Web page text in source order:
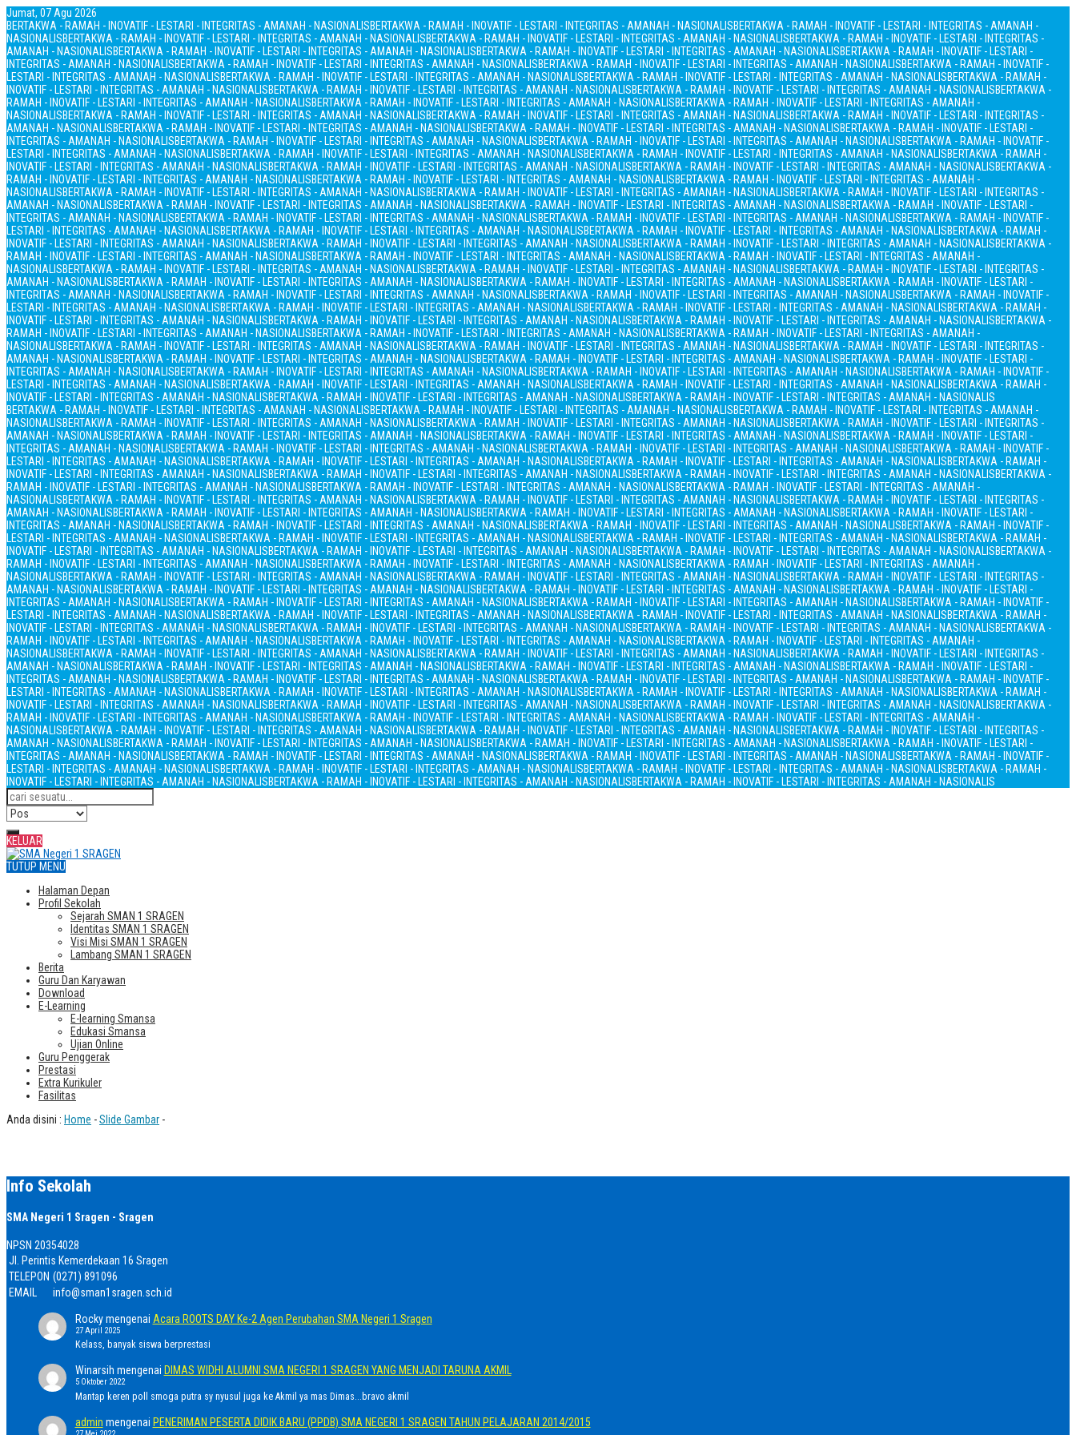
Jumat, 07 Agu 2026
BERTAKWA - RAMAH - INOVATIF - LESTARI - INTEGRITAS - AMANAH - NASIONALISBERTAKWA - RAMAH - INOVATIF - LESTARI - INTEGRITAS - AMANAH - NASIONALISBERTAKWA - RAMAH - INOVATIF - LESTARI - INTEGRITAS - AMANAH -
NASIONALISBERTAKWA - RAMAH - INOVATIF - LESTARI - INTEGRITAS - AMANAH - NASIONALISBERTAKWA - RAMAH - INOVATIF - LESTARI - INTEGRITAS - AMANAH - NASIONALISBERTAKWA - RAMAH - INOVATIF - LESTARI - INTEGRITAS -
AMANAH - NASIONALISBERTAKWA - RAMAH - INOVATIF - LESTARI - INTEGRITAS - AMANAH - NASIONALISBERTAKWA - RAMAH - INOVATIF - LESTARI - INTEGRITAS - AMANAH - NASIONALISBERTAKWA - RAMAH - INOVATIF - LESTARI -
INTEGRITAS - AMANAH - NASIONALISBERTAKWA - RAMAH - INOVATIF - LESTARI - INTEGRITAS - AMANAH - NASIONALISBERTAKWA - RAMAH - INOVATIF - LESTARI - INTEGRITAS - AMANAH - NASIONALISBERTAKWA - RAMAH - INOVATIF -
LESTARI - INTEGRITAS - AMANAH - NASIONALISBERTAKWA - RAMAH - INOVATIF - LESTARI - INTEGRITAS - AMANAH - NASIONALISBERTAKWA - RAMAH - INOVATIF - LESTARI - INTEGRITAS - AMANAH - NASIONALISBERTAKWA - RAMAH -
INOVATIF - LESTARI - INTEGRITAS - AMANAH - NASIONALISBERTAKWA - RAMAH - INOVATIF - LESTARI - INTEGRITAS - AMANAH - NASIONALISBERTAKWA - RAMAH - INOVATIF - LESTARI - INTEGRITAS - AMANAH - NASIONALISBERTAKWA -
RAMAH - INOVATIF - LESTARI - INTEGRITAS - AMANAH - NASIONALISBERTAKWA - RAMAH - INOVATIF - LESTARI - INTEGRITAS - AMANAH - NASIONALISBERTAKWA - RAMAH - INOVATIF - LESTARI - INTEGRITAS - AMANAH -
NASIONALISBERTAKWA - RAMAH - INOVATIF - LESTARI - INTEGRITAS - AMANAH - NASIONALISBERTAKWA - RAMAH - INOVATIF - LESTARI - INTEGRITAS - AMANAH - NASIONALISBERTAKWA - RAMAH - INOVATIF - LESTARI - INTEGRITAS -
AMANAH - NASIONALISBERTAKWA - RAMAH - INOVATIF - LESTARI - INTEGRITAS - AMANAH - NASIONALISBERTAKWA - RAMAH - INOVATIF - LESTARI - INTEGRITAS - AMANAH - NASIONALISBERTAKWA - RAMAH - INOVATIF - LESTARI -
INTEGRITAS - AMANAH - NASIONALISBERTAKWA - RAMAH - INOVATIF - LESTARI - INTEGRITAS - AMANAH - NASIONALISBERTAKWA - RAMAH - INOVATIF - LESTARI - INTEGRITAS - AMANAH - NASIONALISBERTAKWA - RAMAH - INOVATIF -
LESTARI - INTEGRITAS - AMANAH - NASIONALISBERTAKWA - RAMAH - INOVATIF - LESTARI - INTEGRITAS - AMANAH - NASIONALISBERTAKWA - RAMAH - INOVATIF - LESTARI - INTEGRITAS - AMANAH - NASIONALISBERTAKWA - RAMAH -
INOVATIF - LESTARI - INTEGRITAS - AMANAH - NASIONALISBERTAKWA - RAMAH - INOVATIF - LESTARI - INTEGRITAS - AMANAH - NASIONALISBERTAKWA - RAMAH - INOVATIF - LESTARI - INTEGRITAS - AMANAH - NASIONALISBERTAKWA -
RAMAH - INOVATIF - LESTARI - INTEGRITAS - AMANAH - NASIONALISBERTAKWA - RAMAH - INOVATIF - LESTARI - INTEGRITAS - AMANAH - NASIONALISBERTAKWA - RAMAH - INOVATIF - LESTARI - INTEGRITAS - AMANAH -
NASIONALISBERTAKWA - RAMAH - INOVATIF - LESTARI - INTEGRITAS - AMANAH - NASIONALISBERTAKWA - RAMAH - INOVATIF - LESTARI - INTEGRITAS - AMANAH - NASIONALISBERTAKWA - RAMAH - INOVATIF - LESTARI - INTEGRITAS -
AMANAH - NASIONALISBERTAKWA - RAMAH - INOVATIF - LESTARI - INTEGRITAS - AMANAH - NASIONALISBERTAKWA - RAMAH - INOVATIF - LESTARI - INTEGRITAS - AMANAH - NASIONALISBERTAKWA - RAMAH - INOVATIF - LESTARI -
INTEGRITAS - AMANAH - NASIONALISBERTAKWA - RAMAH - INOVATIF - LESTARI - INTEGRITAS - AMANAH - NASIONALISBERTAKWA - RAMAH - INOVATIF - LESTARI - INTEGRITAS - AMANAH - NASIONALISBERTAKWA - RAMAH - INOVATIF -
LESTARI - INTEGRITAS - AMANAH - NASIONALISBERTAKWA - RAMAH - INOVATIF - LESTARI - INTEGRITAS - AMANAH - NASIONALISBERTAKWA - RAMAH - INOVATIF - LESTARI - INTEGRITAS - AMANAH - NASIONALISBERTAKWA - RAMAH -
INOVATIF - LESTARI - INTEGRITAS - AMANAH - NASIONALISBERTAKWA - RAMAH - INOVATIF - LESTARI - INTEGRITAS - AMANAH - NASIONALISBERTAKWA - RAMAH - INOVATIF - LESTARI - INTEGRITAS - AMANAH - NASIONALISBERTAKWA -
RAMAH - INOVATIF - LESTARI - INTEGRITAS - AMANAH - NASIONALISBERTAKWA - RAMAH - INOVATIF - LESTARI - INTEGRITAS - AMANAH - NASIONALISBERTAKWA - RAMAH - INOVATIF - LESTARI - INTEGRITAS - AMANAH -
NASIONALISBERTAKWA - RAMAH - INOVATIF - LESTARI - INTEGRITAS - AMANAH - NASIONALISBERTAKWA - RAMAH - INOVATIF - LESTARI - INTEGRITAS - AMANAH - NASIONALISBERTAKWA - RAMAH - INOVATIF - LESTARI - INTEGRITAS -
AMANAH - NASIONALISBERTAKWA - RAMAH - INOVATIF - LESTARI - INTEGRITAS - AMANAH - NASIONALISBERTAKWA - RAMAH - INOVATIF - LESTARI - INTEGRITAS - AMANAH - NASIONALISBERTAKWA - RAMAH - INOVATIF - LESTARI -
INTEGRITAS - AMANAH - NASIONALISBERTAKWA - RAMAH - INOVATIF - LESTARI - INTEGRITAS - AMANAH - NASIONALISBERTAKWA - RAMAH - INOVATIF - LESTARI - INTEGRITAS - AMANAH - NASIONALISBERTAKWA - RAMAH - INOVATIF -
LESTARI - INTEGRITAS - AMANAH - NASIONALISBERTAKWA - RAMAH - INOVATIF - LESTARI - INTEGRITAS - AMANAH - NASIONALISBERTAKWA - RAMAH - INOVATIF - LESTARI - INTEGRITAS - AMANAH - NASIONALISBERTAKWA - RAMAH -
INOVATIF - LESTARI - INTEGRITAS - AMANAH - NASIONALISBERTAKWA - RAMAH - INOVATIF - LESTARI - INTEGRITAS - AMANAH - NASIONALISBERTAKWA - RAMAH - INOVATIF - LESTARI - INTEGRITAS - AMANAH - NASIONALISBERTAKWA -
RAMAH - INOVATIF - LESTARI - INTEGRITAS - AMANAH - NASIONALISBERTAKWA - RAMAH - INOVATIF - LESTARI - INTEGRITAS - AMANAH - NASIONALISBERTAKWA - RAMAH - INOVATIF - LESTARI - INTEGRITAS - AMANAH -
NASIONALISBERTAKWA - RAMAH - INOVATIF - LESTARI - INTEGRITAS - AMANAH - NASIONALISBERTAKWA - RAMAH - INOVATIF - LESTARI - INTEGRITAS - AMANAH - NASIONALISBERTAKWA - RAMAH - INOVATIF - LESTARI - INTEGRITAS -
AMANAH - NASIONALISBERTAKWA - RAMAH - INOVATIF - LESTARI - INTEGRITAS - AMANAH - NASIONALISBERTAKWA - RAMAH - INOVATIF - LESTARI - INTEGRITAS - AMANAH - NASIONALISBERTAKWA - RAMAH - INOVATIF - LESTARI -
INTEGRITAS - AMANAH - NASIONALISBERTAKWA - RAMAH - INOVATIF - LESTARI - INTEGRITAS - AMANAH - NASIONALISBERTAKWA - RAMAH - INOVATIF - LESTARI - INTEGRITAS - AMANAH - NASIONALISBERTAKWA - RAMAH - INOVATIF -
LESTARI - INTEGRITAS - AMANAH - NASIONALISBERTAKWA - RAMAH - INOVATIF - LESTARI - INTEGRITAS - AMANAH - NASIONALISBERTAKWA - RAMAH - INOVATIF - LESTARI - INTEGRITAS - AMANAH - NASIONALISBERTAKWA - RAMAH -
INOVATIF - LESTARI - INTEGRITAS - AMANAH - NASIONALISBERTAKWA - RAMAH - INOVATIF - LESTARI - INTEGRITAS - AMANAH - NASIONALISBERTAKWA - RAMAH - INOVATIF - LESTARI - INTEGRITAS - AMANAH - NASIONALIS
BERTAKWA - RAMAH - INOVATIF - LESTARI - INTEGRITAS - AMANAH - NASIONALISBERTAKWA - RAMAH - INOVATIF - LESTARI - INTEGRITAS - AMANAH - NASIONALISBERTAKWA - RAMAH - INOVATIF - LESTARI - INTEGRITAS - AMANAH -
NASIONALISBERTAKWA - RAMAH - INOVATIF - LESTARI - INTEGRITAS - AMANAH - NASIONALISBERTAKWA - RAMAH - INOVATIF - LESTARI - INTEGRITAS - AMANAH - NASIONALISBERTAKWA - RAMAH - INOVATIF - LESTARI - INTEGRITAS -
AMANAH - NASIONALISBERTAKWA - RAMAH - INOVATIF - LESTARI - INTEGRITAS - AMANAH - NASIONALISBERTAKWA - RAMAH - INOVATIF - LESTARI - INTEGRITAS - AMANAH - NASIONALISBERTAKWA - RAMAH - INOVATIF - LESTARI -
INTEGRITAS - AMANAH - NASIONALISBERTAKWA - RAMAH - INOVATIF - LESTARI - INTEGRITAS - AMANAH - NASIONALISBERTAKWA - RAMAH - INOVATIF - LESTARI - INTEGRITAS - AMANAH - NASIONALISBERTAKWA - RAMAH - INOVATIF -
LESTARI - INTEGRITAS - AMANAH - NASIONALISBERTAKWA - RAMAH - INOVATIF - LESTARI - INTEGRITAS - AMANAH - NASIONALISBERTAKWA - RAMAH - INOVATIF - LESTARI - INTEGRITAS - AMANAH - NASIONALISBERTAKWA - RAMAH -
INOVATIF - LESTARI - INTEGRITAS - AMANAH - NASIONALISBERTAKWA - RAMAH - INOVATIF - LESTARI - INTEGRITAS - AMANAH - NASIONALISBERTAKWA - RAMAH - INOVATIF - LESTARI - INTEGRITAS - AMANAH - NASIONALISBERTAKWA -
RAMAH - INOVATIF - LESTARI - INTEGRITAS - AMANAH - NASIONALISBERTAKWA - RAMAH - INOVATIF - LESTARI - INTEGRITAS - AMANAH - NASIONALISBERTAKWA - RAMAH - INOVATIF - LESTARI - INTEGRITAS - AMANAH -
NASIONALISBERTAKWA - RAMAH - INOVATIF - LESTARI - INTEGRITAS - AMANAH - NASIONALISBERTAKWA - RAMAH - INOVATIF - LESTARI - INTEGRITAS - AMANAH - NASIONALISBERTAKWA - RAMAH - INOVATIF - LESTARI - INTEGRITAS -
AMANAH - NASIONALISBERTAKWA - RAMAH - INOVATIF - LESTARI - INTEGRITAS - AMANAH - NASIONALISBERTAKWA - RAMAH - INOVATIF - LESTARI - INTEGRITAS - AMANAH - NASIONALISBERTAKWA - RAMAH - INOVATIF - LESTARI -
INTEGRITAS - AMANAH - NASIONALISBERTAKWA - RAMAH - INOVATIF - LESTARI - INTEGRITAS - AMANAH - NASIONALISBERTAKWA - RAMAH - INOVATIF - LESTARI - INTEGRITAS - AMANAH - NASIONALISBERTAKWA - RAMAH - INOVATIF -
LESTARI - INTEGRITAS - AMANAH - NASIONALISBERTAKWA - RAMAH - INOVATIF - LESTARI - INTEGRITAS - AMANAH - NASIONALISBERTAKWA - RAMAH - INOVATIF - LESTARI - INTEGRITAS - AMANAH - NASIONALISBERTAKWA - RAMAH -
INOVATIF - LESTARI - INTEGRITAS - AMANAH - NASIONALISBERTAKWA - RAMAH - INOVATIF - LESTARI - INTEGRITAS - AMANAH - NASIONALISBERTAKWA - RAMAH - INOVATIF - LESTARI - INTEGRITAS - AMANAH - NASIONALISBERTAKWA -
RAMAH - INOVATIF - LESTARI - INTEGRITAS - AMANAH - NASIONALISBERTAKWA - RAMAH - INOVATIF - LESTARI - INTEGRITAS - AMANAH - NASIONALISBERTAKWA - RAMAH - INOVATIF - LESTARI - INTEGRITAS - AMANAH -
NASIONALISBERTAKWA - RAMAH - INOVATIF - LESTARI - INTEGRITAS - AMANAH - NASIONALISBERTAKWA - RAMAH - INOVATIF - LESTARI - INTEGRITAS - AMANAH - NASIONALISBERTAKWA - RAMAH - INOVATIF - LESTARI - INTEGRITAS -
AMANAH - NASIONALISBERTAKWA - RAMAH - INOVATIF - LESTARI - INTEGRITAS - AMANAH - NASIONALISBERTAKWA - RAMAH - INOVATIF - LESTARI - INTEGRITAS - AMANAH - NASIONALISBERTAKWA - RAMAH - INOVATIF - LESTARI -
INTEGRITAS - AMANAH - NASIONALISBERTAKWA - RAMAH - INOVATIF - LESTARI - INTEGRITAS - AMANAH - NASIONALISBERTAKWA - RAMAH - INOVATIF - LESTARI - INTEGRITAS - AMANAH - NASIONALISBERTAKWA - RAMAH - INOVATIF -
LESTARI - INTEGRITAS - AMANAH - NASIONALISBERTAKWA - RAMAH - INOVATIF - LESTARI - INTEGRITAS - AMANAH - NASIONALISBERTAKWA - RAMAH - INOVATIF - LESTARI - INTEGRITAS - AMANAH - NASIONALISBERTAKWA - RAMAH -
INOVATIF - LESTARI - INTEGRITAS - AMANAH - NASIONALISBERTAKWA - RAMAH - INOVATIF - LESTARI - INTEGRITAS - AMANAH - NASIONALISBERTAKWA - RAMAH - INOVATIF - LESTARI - INTEGRITAS - AMANAH - NASIONALISBERTAKWA -
RAMAH - INOVATIF - LESTARI - INTEGRITAS - AMANAH - NASIONALISBERTAKWA - RAMAH - INOVATIF - LESTARI - INTEGRITAS - AMANAH - NASIONALISBERTAKWA - RAMAH - INOVATIF - LESTARI - INTEGRITAS - AMANAH -
NASIONALISBERTAKWA - RAMAH - INOVATIF - LESTARI - INTEGRITAS - AMANAH - NASIONALISBERTAKWA - RAMAH - INOVATIF - LESTARI - INTEGRITAS - AMANAH - NASIONALISBERTAKWA - RAMAH - INOVATIF - LESTARI - INTEGRITAS -
AMANAH - NASIONALISBERTAKWA - RAMAH - INOVATIF - LESTARI - INTEGRITAS - AMANAH - NASIONALISBERTAKWA - RAMAH - INOVATIF - LESTARI - INTEGRITAS - AMANAH - NASIONALISBERTAKWA - RAMAH - INOVATIF - LESTARI -
INTEGRITAS - AMANAH - NASIONALISBERTAKWA - RAMAH - INOVATIF - LESTARI - INTEGRITAS - AMANAH - NASIONALISBERTAKWA - RAMAH - INOVATIF - LESTARI - INTEGRITAS - AMANAH - NASIONALISBERTAKWA - RAMAH - INOVATIF -
LESTARI - INTEGRITAS - AMANAH - NASIONALISBERTAKWA - RAMAH - INOVATIF - LESTARI - INTEGRITAS - AMANAH - NASIONALISBERTAKWA - RAMAH - INOVATIF - LESTARI - INTEGRITAS - AMANAH - NASIONALISBERTAKWA - RAMAH -
INOVATIF - LESTARI - INTEGRITAS - AMANAH - NASIONALISBERTAKWA - RAMAH - INOVATIF - LESTARI - INTEGRITAS - AMANAH - NASIONALISBERTAKWA - RAMAH - INOVATIF - LESTARI - INTEGRITAS - AMANAH - NASIONALISBERTAKWA -
RAMAH - INOVATIF - LESTARI - INTEGRITAS - AMANAH - NASIONALISBERTAKWA - RAMAH - INOVATIF - LESTARI - INTEGRITAS - AMANAH - NASIONALISBERTAKWA - RAMAH - INOVATIF - LESTARI - INTEGRITAS - AMANAH -
NASIONALISBERTAKWA - RAMAH - INOVATIF - LESTARI - INTEGRITAS - AMANAH - NASIONALISBERTAKWA - RAMAH - INOVATIF - LESTARI - INTEGRITAS - AMANAH - NASIONALISBERTAKWA - RAMAH - INOVATIF - LESTARI - INTEGRITAS -
AMANAH - NASIONALISBERTAKWA - RAMAH - INOVATIF - LESTARI - INTEGRITAS - AMANAH - NASIONALISBERTAKWA - RAMAH - INOVATIF - LESTARI - INTEGRITAS - AMANAH - NASIONALISBERTAKWA - RAMAH - INOVATIF - LESTARI -
INTEGRITAS - AMANAH - NASIONALISBERTAKWA - RAMAH - INOVATIF - LESTARI - INTEGRITAS - AMANAH - NASIONALISBERTAKWA - RAMAH - INOVATIF - LESTARI - INTEGRITAS - AMANAH - NASIONALISBERTAKWA - RAMAH - INOVATIF -
LESTARI - INTEGRITAS - AMANAH - NASIONALISBERTAKWA - RAMAH - INOVATIF - LESTARI - INTEGRITAS - AMANAH - NASIONALISBERTAKWA - RAMAH - INOVATIF - LESTARI - INTEGRITAS - AMANAH - NASIONALISBERTAKWA - RAMAH -
INOVATIF - LESTARI - INTEGRITAS - AMANAH - NASIONALISBERTAKWA - RAMAH - INOVATIF - LESTARI - INTEGRITAS - AMANAH - NASIONALISBERTAKWA - RAMAH - INOVATIF - LESTARI - INTEGRITAS - AMANAH - NASIONALIS
KELUAR
TUTUP MENU
Halaman Depan
Profil Sekolah
Sejarah SMAN 1 SRAGEN
Identitas SMAN 1 SRAGEN
Visi Misi SMAN 1 SRAGEN
Lambang SMAN 1 SRAGEN
Berita
Guru Dan Karyawan
Download
E-Learning
E-learning Smansa
Edukasi Smansa
Ujian Online
Guru Penggerak
Prestasi
Extra Kurikuler
Fasilitas
Anda disini : Home -Slide Gambar -
Info Sekolah
SMA Negeri 1 Sragen - Sragen
NPSN 20354028
Jl. Perintis Kemerdekaan 16 Sragen
TELEPON (0271) 891096
EMAIL
info@sman1sragen.sch.id
Rockymengenai Acara ROOTS DAY Ke-2 Agen Perubahan SMA Negeri 1 Sragen
27 April 2025
Kelass, banyak siswa berprestasi
Winarsih mengenai DIMAS WIDHI ALUMNI SMA NEGERI 1 SRAGEN YANG MENJADI TARUNA AKMIL
5 Oktober 2022
Mantap keren poll smoga putra sy nyusul juga ke Akmil ya mas Dimas...bravo akmil
admin mengenai PENERIMAN PESERTA DIDIK BARU (PPDB) SMA NEGERI 1 SRAGEN TAHUN PELAJARAN 2014/2015